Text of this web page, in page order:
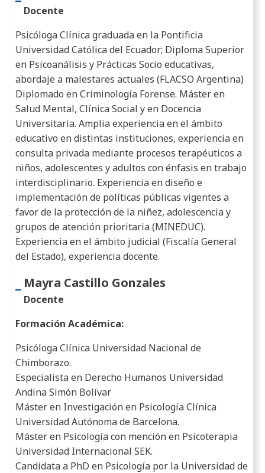
Docente
Psicóloga Clínica graduada en la Pontificia
Universidad Católica del Ecuador; Diploma Superior
en Psicoanálisis y Prácticas Socio educativas,
abordaje a malestares actuales (FLACSO Argentina)
Diplomado en Criminología Forense. Máster en
Salud Mental, Clínica Social y en Docencia
Universitaria. Amplia experiencia en el ámbito
educativo en distintas instituciones, experiencia en
consulta privada mediante procesos terapéuticos a
niños, adolescentes y adultos con énfasis en trabajo
interdisciplinario. Experiencia en diseño e
implementación de políticas públicas vigentes a
favor de la protección de la niñez, adolescencia y
grupos de atención prioritaria (MINEDUC).
Experiencia en el ámbito judicial (Fiscalía General
del Estado), experiencia docente.
Mayra Castillo Gonzales
Docente
Formación Académica:
Psicóloga Clínica Universidad Nacional de
Chimborazo.
Especialista en Derecho Humanos Universidad
Andina Simón Bolívar
Máster en Investigación en Psicología Clínica
Universidad Autónoma de Barcelona.
Máster en Psicología con mención en Psicoterapia
Universidad Internacional SEK.
Candidata a PhD en Psicología por la Universidad de